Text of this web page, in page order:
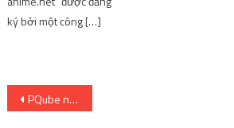
ký bởi một công […]
Post
PQube nêu bật những thay đổi được thực hiện đối với Alice Gear Aegis: Concerto of Simulatrix trên Nền tảng PlayStation